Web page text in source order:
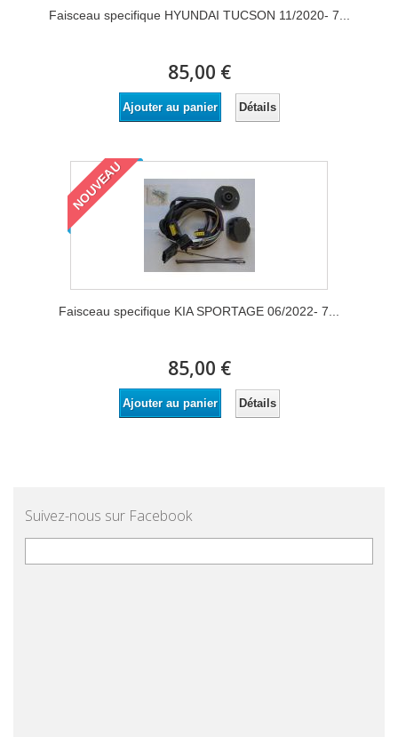
Faisceau specifique HYUNDAI TUCSON 11/2020- 7...
85,00 €
Ajouter au panier Détails
NOUVEAU
Faisceau specifique KIA SPORTAGE 06/2022- 7...
85,00 €
Ajouter au panier Détails
Suivez-nous sur Facebook